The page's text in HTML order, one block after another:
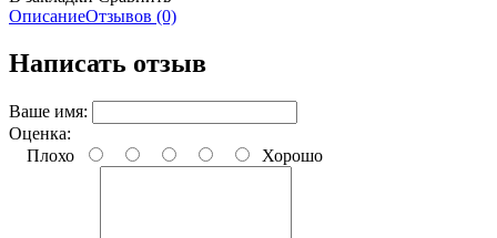
ОписаниеОтзывов (0)
Написать отзыв
Ваше имя:
Оценка:
Плохо
Хорошо